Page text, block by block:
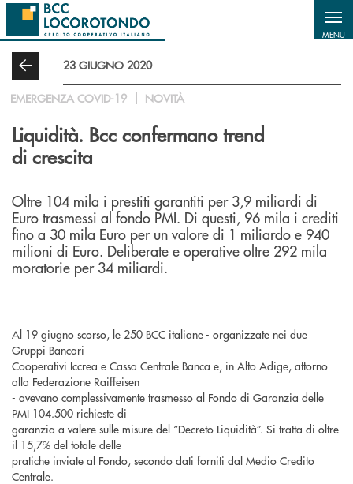
Salta al contenuto principale
MENU
23 GIUGNO 2020
EMERGENZA COVID-19 NOVITÀ
Liquidità. Bcc confermano trend
di crescita
Oltre 104 mila i prestiti garantiti per 3,9 miliardi di
Euro trasmessi al fondo PMI. Di questi, 96 mila i crediti
fino a 30 mila Euro per un valore di 1 miliardo e 940
milioni di Euro. Deliberate e operative oltre 292 mila
moratorie per 34 miliardi.
Al 19 giugno scorso, le 250 BCC italiane - organizzate nei due
Gruppi Bancari
Cooperativi Iccrea e Cassa Centrale Banca e, in Alto Adige, attorno
alla Federazione Raiffeisen
- avevano complessivamente trasmesso al Fondo di Garanzia delle
PMI 104.500 richieste di
garanzia a valere sulle misure del “Decreto Liquidità”. Si tratta di oltre
il 15,7% del totale delle
pratiche inviate al Fondo, secondo dati forniti dal Medio Credito
Centrale.